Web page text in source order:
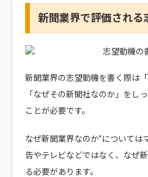
新聞業界で評価される
新聞業界の志望動機を書く際は
「なぜその新聞社なのか」 をし
ことが必要です。
なぜ新聞業界なのか”については
告やテレビなどではなく、なぜ
る必要があります。